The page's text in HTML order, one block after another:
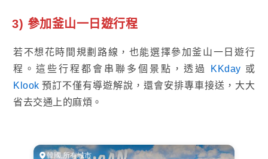
3) 參加釜山一日遊行程
若不想花時間規劃路線，也能選擇參加釜山一日遊行
程。這些行程都會串聯多個景點，透過
KKday 或
Klook 預訂不僅有導遊解說，還會安排專車接送，大大
省去交通上的麻煩。